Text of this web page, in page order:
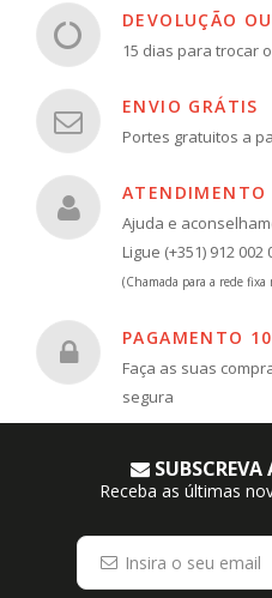
DEVOLUÇÃO
15 dias para trocar
ENVIO GRÁTIS
Portes gratuitos a
ATENDIMENTO
Ajuda e
Ligue (+351) 912 002
(Chamada para a rede fixa
PAGAMENTO
Faça as suas
segura
SUBSCREVA
Receba as últimas